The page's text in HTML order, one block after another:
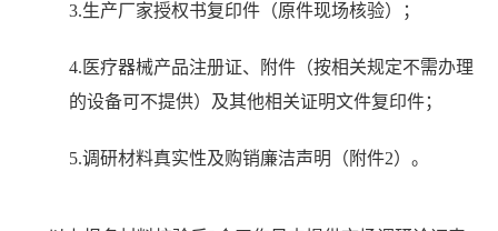
3.生产厂家授权书复印件（原件现场核验）；
4. 医疗器械产品注册证、附件（按相关规定不需办理
的设备可不提供）及其他相关证明文件复印件；
5.调研材料真实性及购销廉洁声明（附件2）。